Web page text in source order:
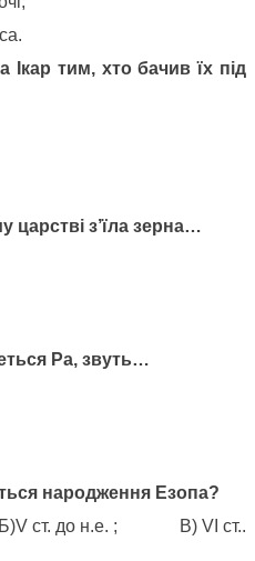
тим, хто бачив їх під
з’їла зерна…
Ра, звуть…
народження Езопа?
ст. до н.е. ; В) VІ ст..